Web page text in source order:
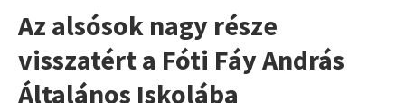
Az alsósok nagy része
visszatért a Fóti Fáy András
Általános Iskolába